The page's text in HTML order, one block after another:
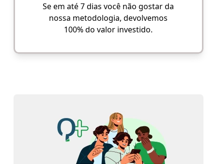
Se em até 7 dias você não gostar da
nossa metodologia, devolvemos
100% do valor investido.